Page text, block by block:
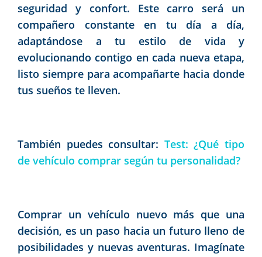
seguridad y confort. Este carro será un
compañero constante en tu día a día,
adaptándose a tu estilo de vida y
evolucionando contigo en cada nueva etapa,
listo siempre para acompañarte hacia donde
tus sueños te lleven.
También puedes consultar: Test: ¿Qué tipo
de vehículo comprar según tu personalidad?
Comprar un vehículo nuevo más que una
decisión, es un paso hacia un futuro lleno de
posibilidades y nuevas aventuras. Imagínate